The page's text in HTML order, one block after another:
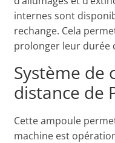
internes sont
rechange. Cela
prolonger leur durée
Système de
distance de
Cette ampoule
machine est